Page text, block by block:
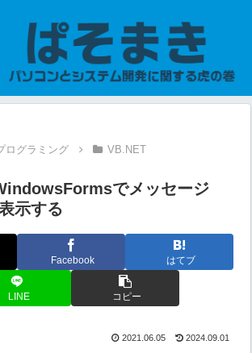
ログラミング VB.NET
でメッセージ
示する
Facebook はてブ
LINE コピー
2021.06.05 2024.09.01